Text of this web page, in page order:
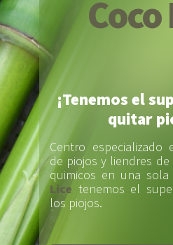
Coco
¡Tenemos el
quitar
Centro especializado
de piojos y liendres
quimicos en una sola
Lice tenemos el
los piojos.